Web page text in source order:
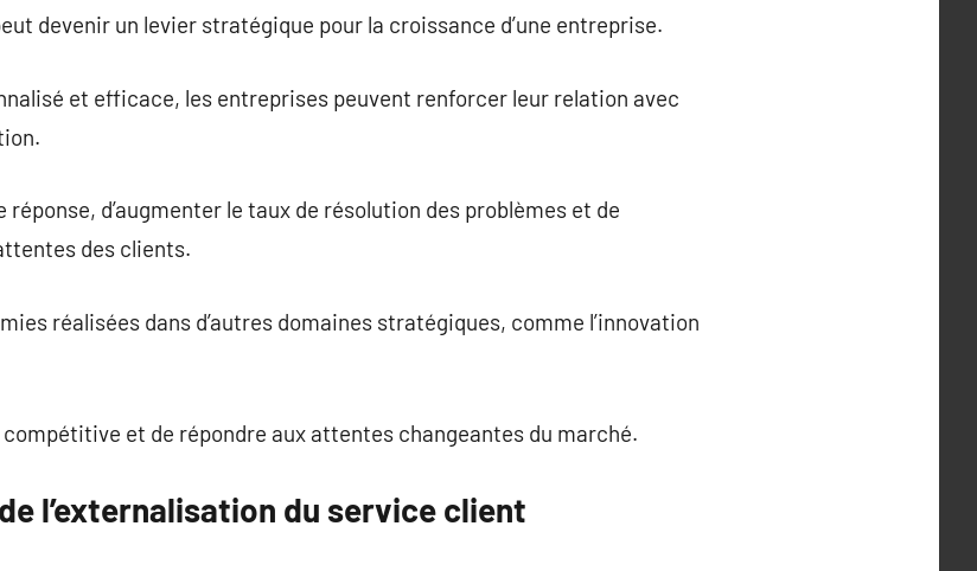
devenir un levier stratégique pour la croissance d’une entreprise.
et efficace, les entreprises peuvent renforcer leur relation avec
d’augmenter le taux de résolution des problèmes et de
des clients.
réalisées dans d’autres domaines stratégiques, comme l’innovation
et de répondre aux attentes changeantes du marché.
l’externalisation du service client